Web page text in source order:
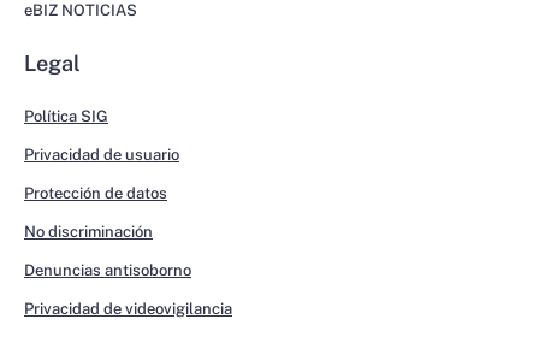
eBIZ NOTICIAS
Legal
Política SIG
Privacidad de usuario
Protección de datos
No discriminación
Denuncias antisoborno
Privacidad de videovigilancia